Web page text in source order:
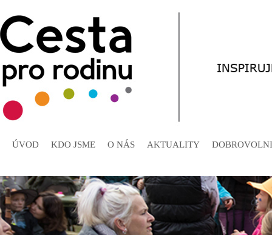
ÚVOD KDO JSME O NÁS AKTUALITY